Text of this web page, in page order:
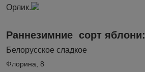
Орлик.
Раннезимние сорт яблони:
Белорусское сладкое
Флорина, 8